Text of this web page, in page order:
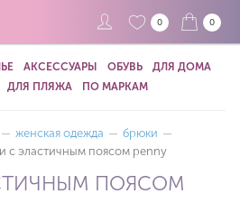
0 0
АКСЕССУАРЫ ОБУВЬ
ДЛЯ ДОМА
ДЛЯ ПЛЯЖА ПО МАРКАМ
— женская одежда — брюки —
с эластичным поясом penny
ПОЯСОМ